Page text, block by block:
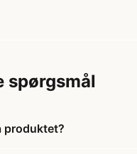
spørgsmål
produktet?